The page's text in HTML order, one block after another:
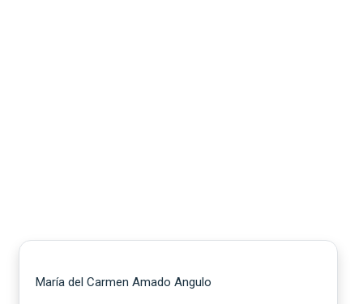
María del Carmen Amado Angulo